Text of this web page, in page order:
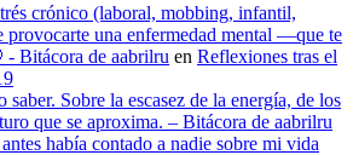
crónico (laboral, mobbing, infantil,
provocarte una enfermedad mental —que te
- Bitácora de aabrilru en Reflexiones tras el
Sobre la escasez de la energía, de los
que se aproxima. – Bitácora de aabrilru
había contado a nadie sobre mi vida